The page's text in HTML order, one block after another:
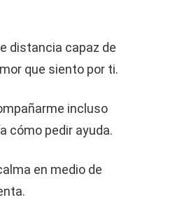
distancia capaz de
que siento por ti.
incluso
cómo pedir ayuda.
en medio de